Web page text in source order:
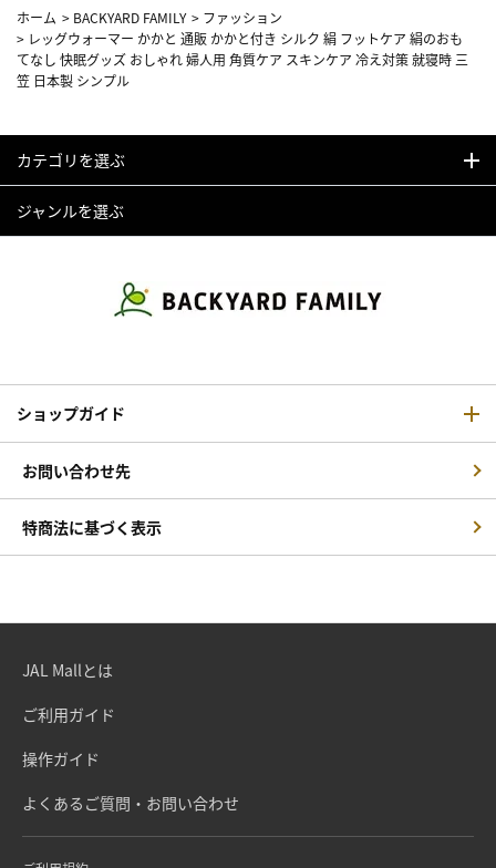
ホーム > BACKYARD FAMILY > ファッション
> レッグウォーマー かかと 通販 かかと付き シルク 絹 フットケア 絹のおも
てなし 快眠グッズ おしゃれ 婦人用 角質ケア スキンケア 冷え対策 就寝時 三
笠 日本製 シンプル
カテゴリを選ぶ
ジャンルを選ぶ
ショップガイド
お問い合わせ先
特商法に基づく表示
JAL Mallとは
ご利用ガイド
操作ガイド
よくあるご質問・お問い合わせ